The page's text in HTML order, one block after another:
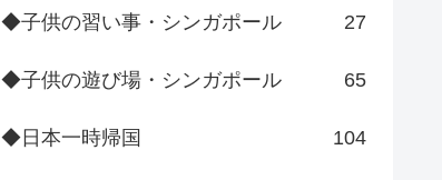
◆子供の習い事・シンガポール 27
◆子供の遊び場・シンガポール 65
◆日本一時帰国 104